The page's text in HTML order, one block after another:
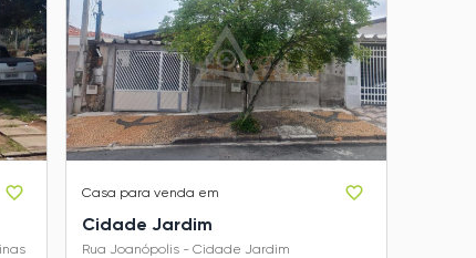
Casa para venda em
Cidade Jardim
Rua Joanópolis - Cidade Jardim